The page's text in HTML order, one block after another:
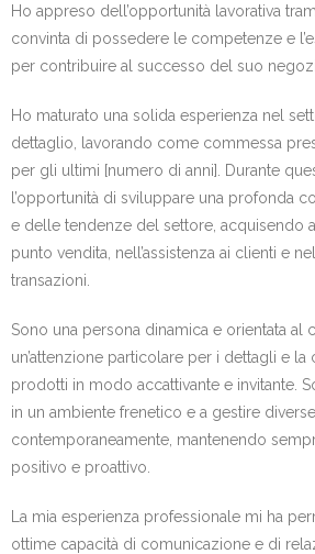
Ho appreso dell’opportunità lavorativa
convinta di possedere le competenze e
per contribuire al successo del suo
Ho maturato una solida esperienza nel
dettaglio, lavorando come commessa
per gli ultimi [numero di anni]. Durante
l’opportunità di sviluppare una profonda
e delle tendenze del settore, acquisendo
punto vendita, nell’assistenza ai clienti e
transazioni.
Sono una persona dinamica e orientata al
un’attenzione particolare per i dettagli e la
prodotti in modo accattivante e invitante.
in un ambiente frenetico e a gestire
contemporaneamente, mantenendo
positivo e proattivo.
La mia esperienza professionale mi ha
ottime capacità di comunicazione e di